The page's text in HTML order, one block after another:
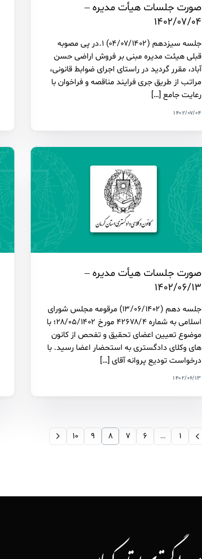
صورت جلسات هیأت مدیره –
۱۴۰۲/۰۷/۰۴
جلسه سیزدهم (۰۴/۰۷/۱۴۰۲) ۱.در پی مصوبه
قبلی هیئت مدیره مبنی بر فروش اراضی حسن
آباد، مقرر گردید در راستای اجرای ضوابط قانونی،
مراتب از طریق جری فرایند مناقصه و فراخوان با
رعایت جامع […]
۱۴۰۲/۰۷/۰۴
صورت جلسات هیأت مدیره –
۱۴۰۲/۰۶/۱۳
جلسه دهم (۱۳/۰۶/۱۴۰۲) مرقومه مجلس شورای
اسلامی به شماره ۴۲۶۷۸/۴ مورخ ۲۸/۰۵/۱۴۰۲؛ با
موضوع تعیین اعضای تحقیق و تفحص از کانون
های وکلای دادگستری به استحضار اعضا رسید. با
درخواست تودیع پروانه آقای […]
۱۴۰۲/۰۶/۱۳
۱ … ۶ ۷ ۸ ۹ ۱۰